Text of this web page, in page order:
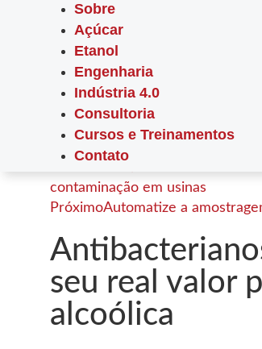
Sobre
Açúcar
Etanol
Engenharia
Indústria 4.0
Consultoria
Cursos e Treinamentos
Contato
contaminação em usinas
PróximoAutomatize a
seu real valor
alcoólica